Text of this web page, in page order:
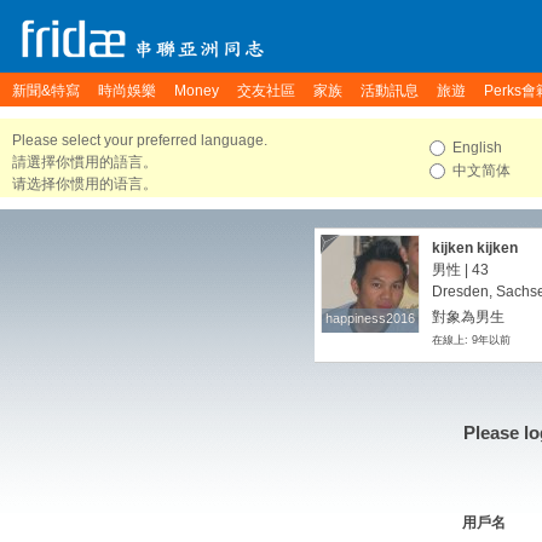
新聞&特寫 時尚娛樂 Money 交友社區 家族 活動訊息 旅遊 Perks會
Please select your preferred language.
請選擇你慣用的語言。
请选择你惯用的语言。
English
中文简体
happiness2016
happiness2016
kijken kijken
男性 | 43
Dresden,
對象為男生
在線上: 9年以前
Please
用戶名